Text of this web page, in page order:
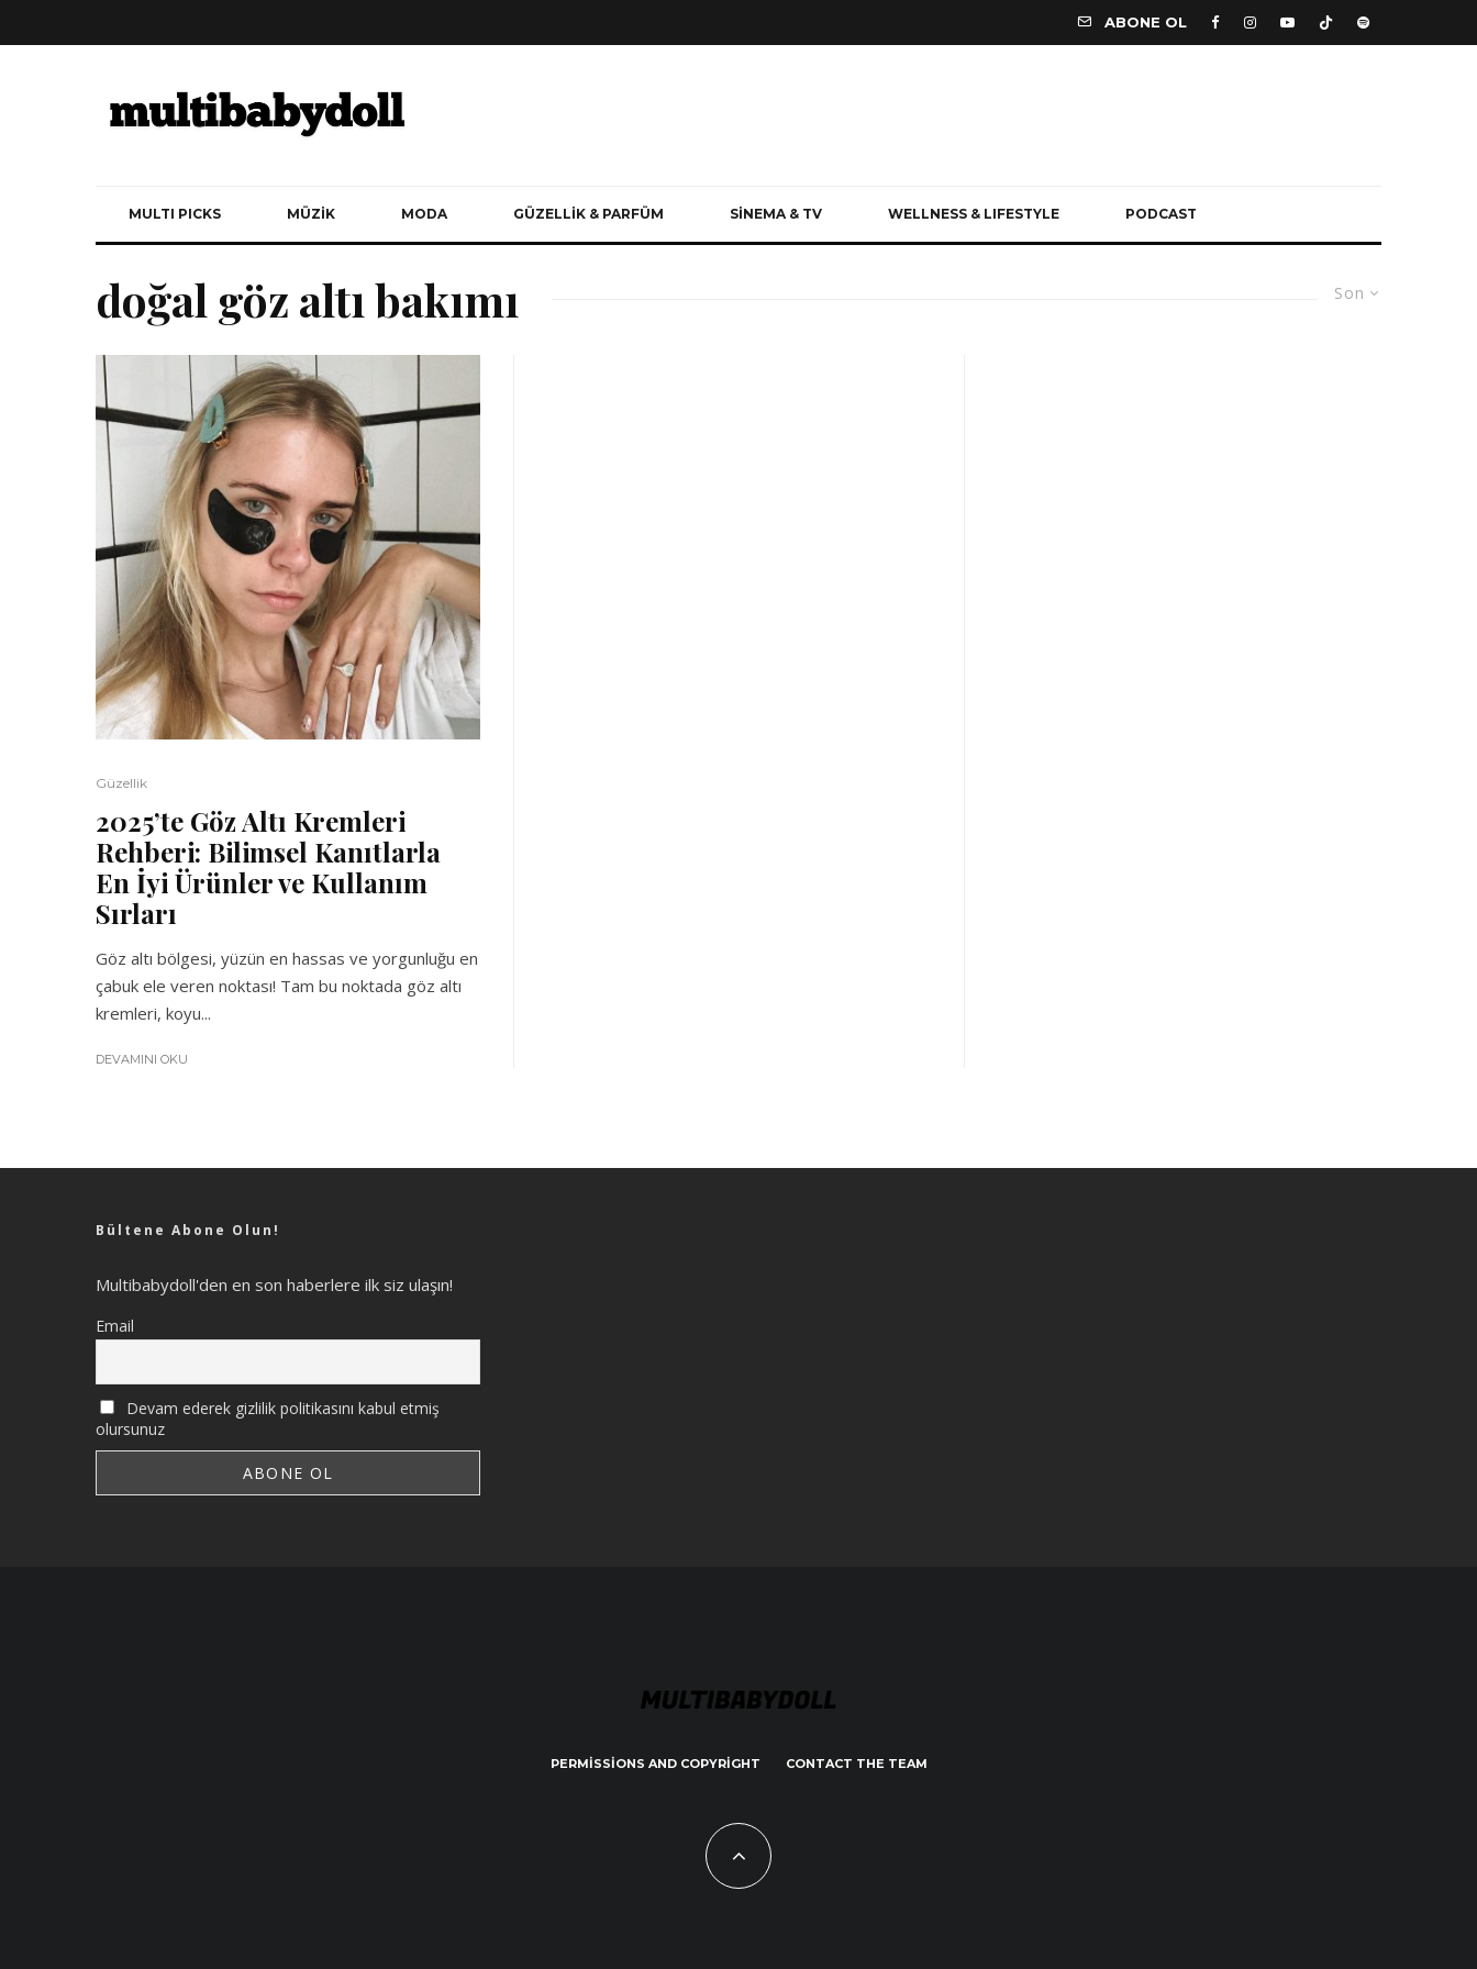
ABONE OL
MULTI PICKS MÜZİK MODA GÜZELLİK & PARFÜM SİNEMA & TV WELLNESS & LIFESTYLE PODCAST
Son
doğal göz altı bakımı
Güzellik
2025’te Göz Altı Kremleri
Rehberi: Bilimsel Kanıtlarla
En İyi Ürünler ve Kullanım
Sırları
Göz altı bölgesi, yüzün en hassas ve yorgunluğu en
çabuk ele veren noktası! Tam bu noktada göz altı
kremleri, koyu...
DEVAMINI OKU
Bültene Abone Olun!
Multibabydoll'den en son haberlere ilk siz ulaşın!
Email
Devam ederek gizlilik politikasını kabul etmiş
olursunuz
PERMISSIONS AND COPYRIGHT CONTACT THE TEAM